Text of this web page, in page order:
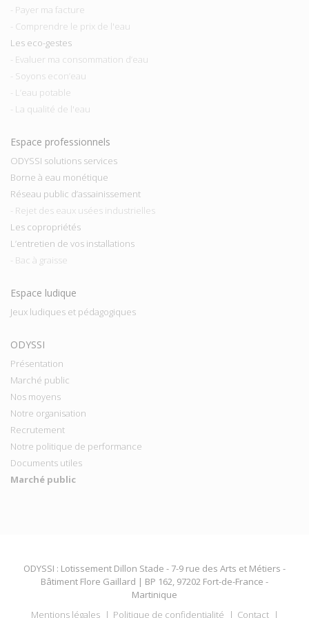
- Payer ma facture
- Comprendre le prix de l'eau
Les eco-gestes
- Evaluer ma consommation d’eau
- Soyons econ’eau
- L’eau potable
- La qualité de l'eau
Espace professionnels
ODYSSI solutions services
Borne à eau monétique
Réseau public d’assainissement
- Rejet des eaux usées industrielles
Les copropriétés
L’entretien de vos installations
- Bac à graisse
Espace ludique
Jeux ludiques et pédagogiques
ODYSSI
Présentation
Marché public
Nos moyens
Notre organisation
Recrutement
Notre politique de performance
Documents utiles
Marché public
ODYSSI : Lotissement Dillon Stade - 7-9 rue des Arts et Métiers -
Bâtiment Flore Gaillard | BP 162, 97202 Fort-de-France -
Martinique
Mentions légales
Politique de confidentialité Contact